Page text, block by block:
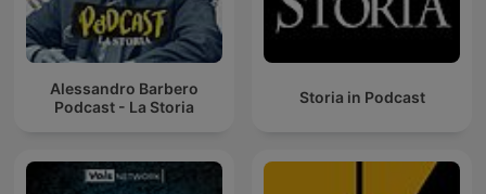
Alessandro Barbero
Podcast - La Storia
Storia in Podcast